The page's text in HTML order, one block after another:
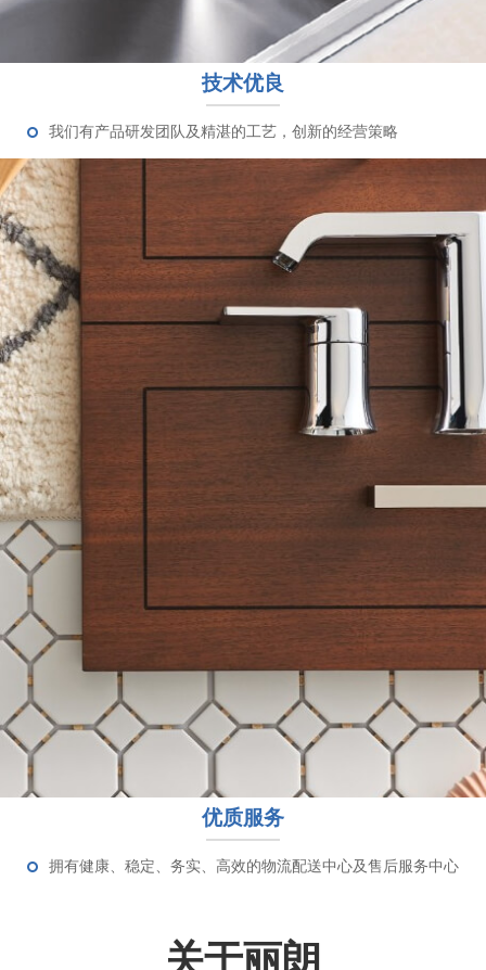
技术优良
我们有产品研发团队及精湛的工艺，创新的经营策略
优质服务
拥有健康、稳定、务实、高效的物流配送中心及售后服务中心
关于丽朗